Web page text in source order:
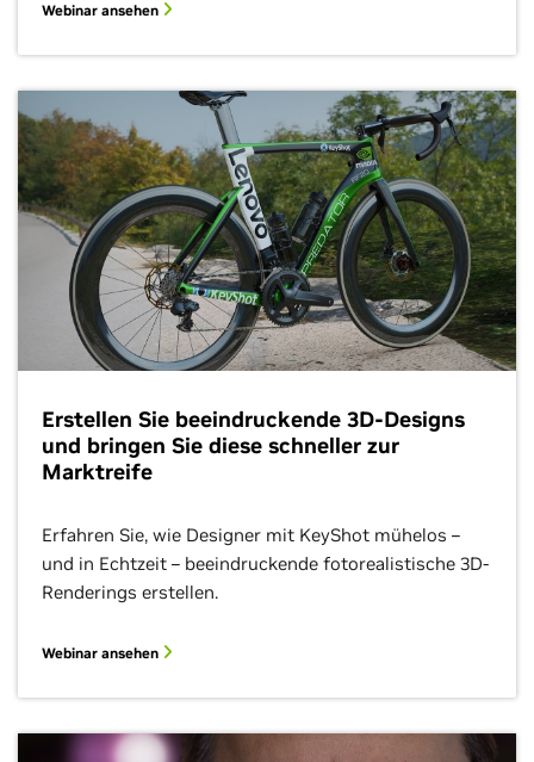
Webinar ansehen
Erstellen Sie beeindruckende 3D-Designs
und bringen Sie diese schneller zur
Marktreife
Erfahren Sie, wie Designer mit KeyShot mühelos –
und in Echtzeit – beeindruckende fotorealistische 3D-
Renderings erstellen.
Webinar ansehen